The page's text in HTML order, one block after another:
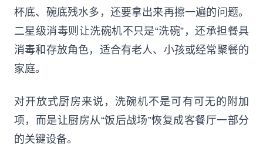
杯底、碗底残水多，还要拿出来再擦一遍的问题。
二星级消毒则让洗碗机不只是“洗碗”，还承担餐具
消毒和存放角色，适合有老人、小孩或经常聚餐的
家庭。
对开放式厨房来说，洗碗机不是可有可无的附加
项，而是让厨房从“饭后战场”恢复成客餐厅一部分
的关键设备。